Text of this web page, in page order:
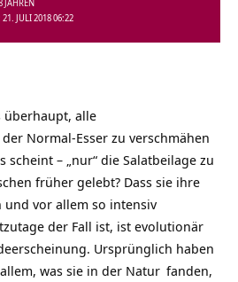
21. JULI 2018 06:22
JAHREN
überhaupt, alle
Normal-Esser zu verschmähen
scheint – „nur“ die Salatbeilage zu
früher gelebt? Dass sie ihre
vor allem so intensiv
der Fall ist, ist evolutionär
Ursprünglich haben
was sie in der Natur fanden,